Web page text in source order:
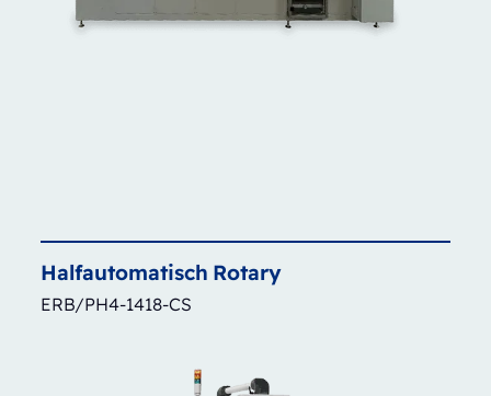
Halfautomatisch Rotary
ERB/PH4-1418-CS